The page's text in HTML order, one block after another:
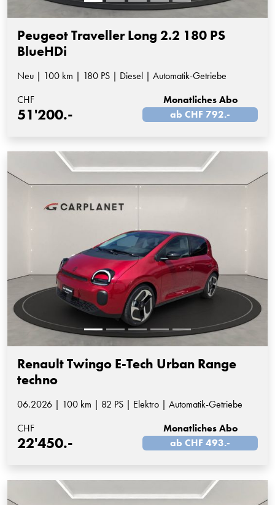
Peugeot Traveller Long 2.2 180 PS
BlueHDi
Neu | 100 km | 180 PS | Diesel | Automatik-Getriebe
CHF
51'200.-
Monatliches Abo
ab CHF 792.-
Renault Twingo E-Tech Urban Range
techno
06.2026 | 100 km | 82 PS | Elektro | Automatik-Getriebe
CHF
22'450.-
Monatliches Abo
ab CHF 493.-